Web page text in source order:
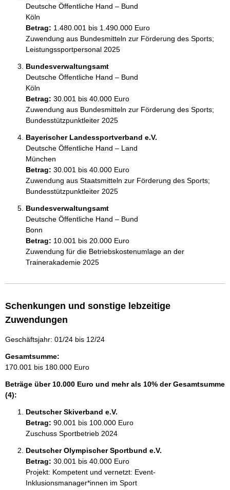
Deutsche Öffentliche Hand – Bund
Köln
Betrag: 1.480.001 bis 1.490.000 Euro
Zuwendung aus Bundesmitteln zur Förderung des Sports;
Leistungssportpersonal 2025
Bundesverwaltungsamt
Deutsche Öffentliche Hand – Bund
Köln
Betrag: 30.001 bis 40.000 Euro
Zuwendung aus Bundesmitteln zur Förderung des Sports;
Bundesstützpunktleiter 2025
Bayerischer Landessportverband e.V.
Deutsche Öffentliche Hand – Land
München
Betrag: 30.001 bis 40.000 Euro
Zuwendung aus Staatsmitteln zur Förderung des Sports;
Bundesstützpunktleiter 2025
Bundesverwaltungsamt
Deutsche Öffentliche Hand – Bund
Bonn
Betrag: 10.001 bis 20.000 Euro
Zuwendung für die Betriebskostenumlage an der
Trainerakademie 2025
Schenkungen und sonstige lebzeitige
Zuwendungen
Geschäftsjahr: 01/24 bis 12/24
Gesamtsumme:
170.001 bis 180.000 Euro
Beträge über 10.000 Euro und mehr als 10% der Gesamtsumme
(4):
Deutscher Skiverband e.V.
Betrag: 90.001 bis 100.000 Euro
Zuschuss Sportbetrieb 2024
Deutscher Olympischer Sportbund e.V.
Betrag: 30.001 bis 40.000 Euro
Projekt: Kompetent und vernetzt: Event-
Inklusionsmanager*innen im Sport